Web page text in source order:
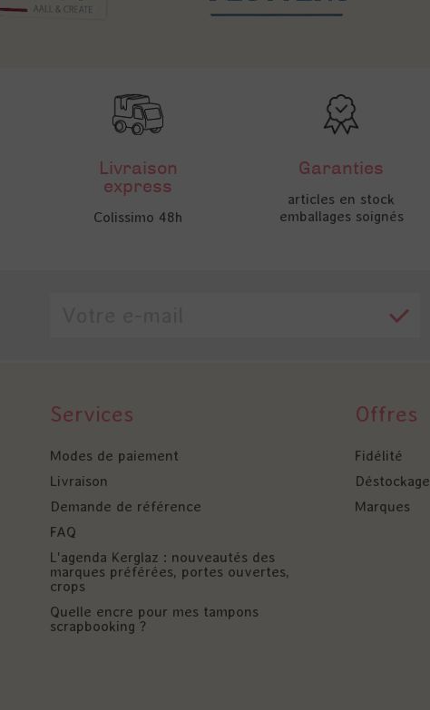
Livraison
express
Colissimo 48h
Garanties
articles en stock
emballages soignés
Services
Modes de paiement
Livraison
Demande de référence
FAQ
L'agenda Kerglaz : nouveautés des
marques préférées, portes ouvertes,
crops
Quelle encre pour mes tampons
scrapbooking ?
Offres
Fidélité
Déstockage
Marques